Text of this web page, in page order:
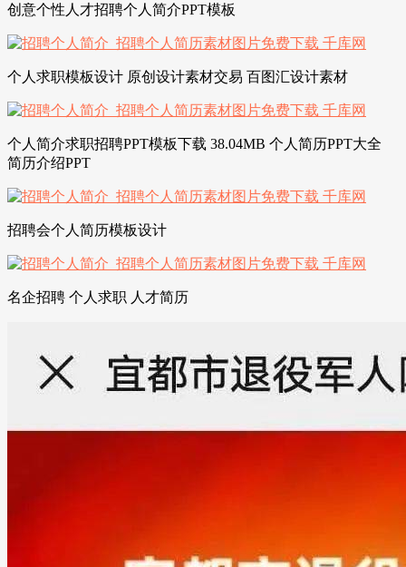
创意个性人才招聘个人简介PPT模板
个人求职模板设计 原创设计素材交易 百图汇设计素材
个人简介求职招聘PPT模板下载 38.04MB 个人简历PPT大全
简历介绍PPT
招聘会个人简历模板设计
名企招聘 个人求职 人才简历